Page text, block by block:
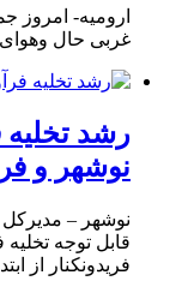
ارومیه- امروز
غربی حال
رشد تخلیه
نوشهر و
نوشهر – مدیرکل
قابل توجه
فریدونکنار از